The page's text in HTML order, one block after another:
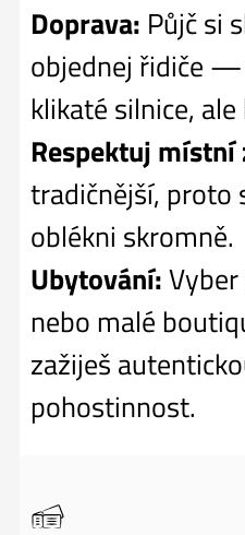
Doprava: Půjč si
objednej řidiče
klikaté silnice,
Respektuj místní
tradičnější, proto
oblékni skromně.
Ubytování:
nebo malé
zažiješ
pohostinnost.